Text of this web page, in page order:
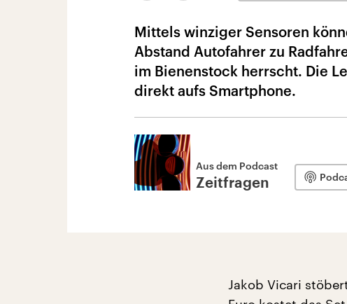
Mittels winziger Sensoren
Abstand Autofahrer zu
im Bienenstock herrscht. Die
direkt aufs Smartphone.
Aus dem Podcast
Zeitfragen
Jakob Vicari